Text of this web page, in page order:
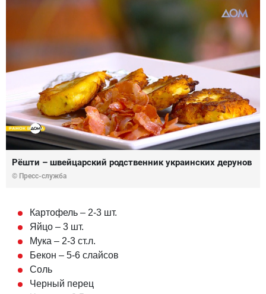
Рёшти – швейцарский родственник украинских дерунов
© Пресс-служба
Картофель – 2-3 шт.
Яйцо – 3 шт.
Мука – 2-3 ст.л.
Бекон – 5-6 слайсов
Соль
Черный перец